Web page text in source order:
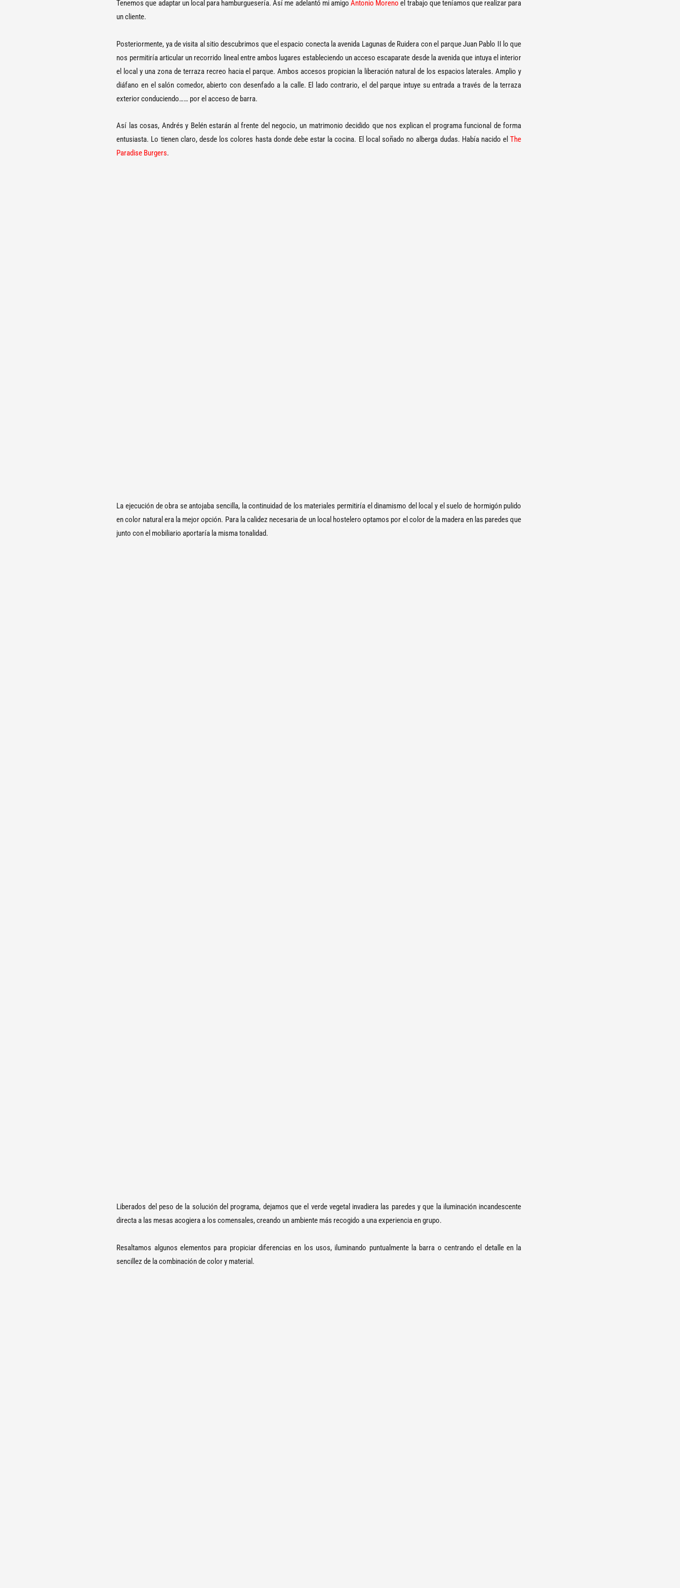
Tenemos que adaptar un local para hamburguesería. Así me adelantó mi amigoAntonio Moreno el trabajo que teníamos que realizar para
un cliente.
Posteriormente, ya de visita al sitio descubrimos que el espacio conecta la avenida Lagunas de Ruidera con el parque Juan Pablo II lo que
nos permitiría articular un recorrido lineal entre ambos lugares estableciendo un acceso escaparate desde la avenida que intuya el interior
el local y una zona de terraza recreo hacia el parque. Ambos accesos propician la liberación natural de los espacios laterales. Amplio y
diáfano en el salón comedor, abierto con desenfado a la calle. El lado contrario, el del parque intuye su entrada a través de la terraza
exterior conduciendo…… por el acceso de barra.
Así las cosas, Andrés y Belén estarán al frente del negocio, un matrimonio decidido que nos explican el programa funcional de forma
entusiasta. Lo tienen claro, desde los colores hasta donde debe estar la cocina. El local soñado no alberga dudas. Había nacido elThe
Paradise Burgers.
La ejecución de obra se antojaba sencilla, la continuidad de los materiales permitiría el dinamismo del local y el suelo de hormigón pulido
en color natural era la mejor opción. Para la calidez necesaria de un local hostelero optamos por el color de la madera en las paredes que
junto con el mobiliario aportaría la misma tonalidad.
Liberados del peso de la solución del programa, dejamos que el verde vegetal invadiera las paredes y que la iluminación incandescente
directa a las mesas acogiera a los comensales, creando un ambiente más recogido a una experiencia en grupo.
Resaltamos algunos elementos para propiciar diferencias en los usos, iluminando puntualmente la barra o centrando el detalle en la
sencillez de la combinación de color y material.